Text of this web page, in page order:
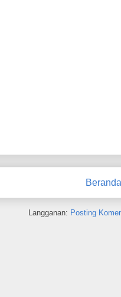
Beranda
Langganan: Posting